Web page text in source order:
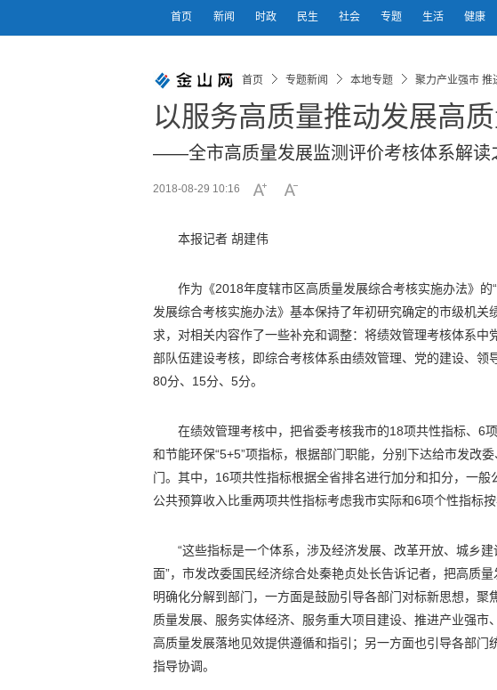
首页 新闻 时政 民生 社会 专题 生活 健康
首页 专题新闻 本地专题 聚力产业强市 推
以服务高质量推动发展高
——全市高质量发展监测评价考核体系解读
2018-08-29 10:16
本报记者 胡建伟
作为《2018年度辖市区高质量发展综合考核实施办法》
发展综合考核实施办法》基本保持了年初研究确定的市级机
求，对相关内容作了一些补充和调整：将绩效管理考核体系
部队伍建设考核，即综合考核体系由绩效管理、党的建设、领
80分、15分、5分。
在绩效管理考核中，把省委考核我市的18项共性指标、6
和节能环保“5+5”项指标，根据部门职能，分别下达给市发改
门。其中，16项共性指标根据全省排名进行加分和扣分，一
公共预算收入比重两项共性指标考虑我市实际和6项个性指标按
“这些指标是一个体系，涉及经济发展、改革开放、城乡
面”，市发改委国民经济综合处秦艳贞处长告诉记者，把高质
明确化分解到部门，一方面是鼓励引导各部门对标新思想，
质量发展、服务实体经济、服务重大项目建设、推进产业强
高质量发展落地见效提供遵循和指引；另一方面也引导各部
指导协调。